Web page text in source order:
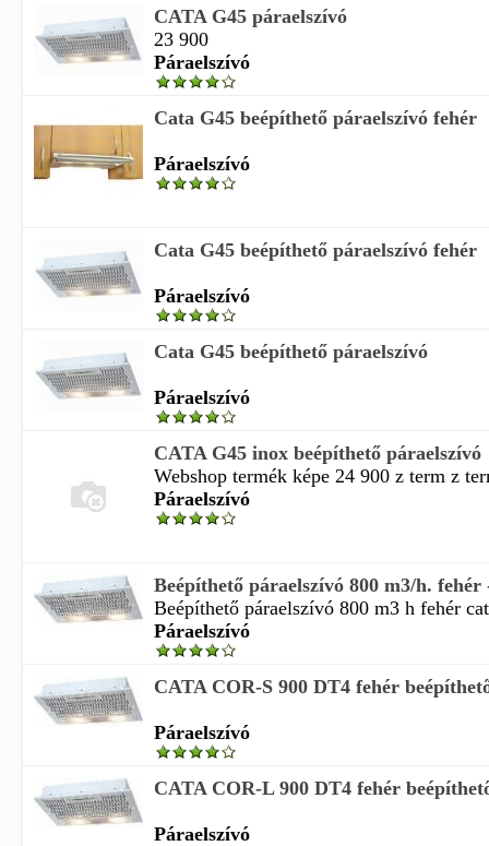
CATA G45 páraelszívó
23 900
Páraelszívó
Cata G45 beépíthető páraelszívó fehér
Páraelszívó
Cata G45 beépíthető páraelszívó fehér
Páraelszívó
Cata G45 beépíthető páraelszívó
Páraelszívó
CATA G45 inox beépíthető páraelszívó
Webshop termék képe 24 900 z term z
Páraelszívó
Beépíthető páraelszívó 800 m3/h.
Beépíthető páraelszívó 800 m3 h fehér
Páraelszívó
CATA COR-S 900 DT4 fehér
Páraelszívó
CATA COR-L 900 DT4 fehér
Páraelszívó